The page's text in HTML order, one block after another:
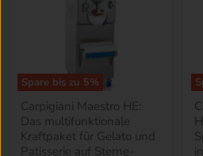
Spare bis zu 5%
Carpigiani Maestro HE:
Das multifunktionale
Kraftpaket für Gelato und
Patisserie auf Sterne-